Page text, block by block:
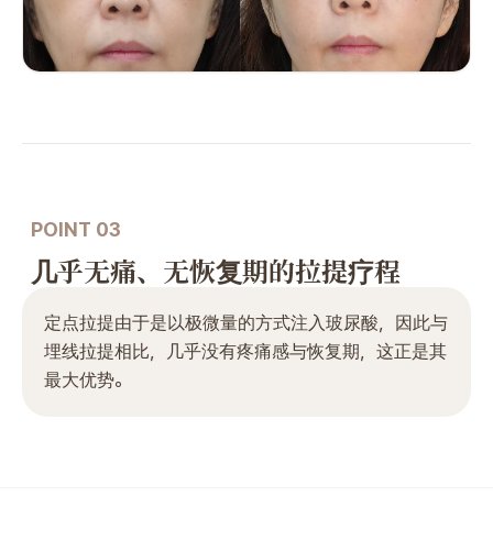
POINT 03
几乎无痛、无恢复期的拉提疗程
定点拉提由于是以极微量的方式注入玻尿酸，因此与
埋线拉提相比，几乎没有疼痛感与恢复期，这正是其
最大优势。